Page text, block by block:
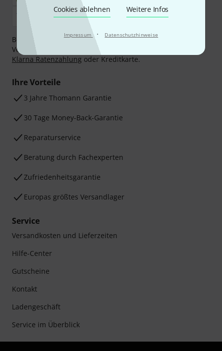
Cookies ablehnen Weitere Infos
Impressum · Datenschutzhinweise
Bezahlen Sie vertraulich und sicher per Nachnahme,
Vorkasse, PayPal, Amazon Pay,
Klarna Ratenzahlung oder Kreditkarte.
Ihre Vorteile
3 Jahre Thomann Garantie
30 Tage Money-Back-Garantie
Reparaturservice
Beratung durch Fachexperten
Zufriedenheitsgarantie
Europas größtes Versandlager
Service
Versandkosten und Lieferzeiten
Hilfe-Center
Gutscheine
Kontakt
Ladengeschäft
Service im Überblick